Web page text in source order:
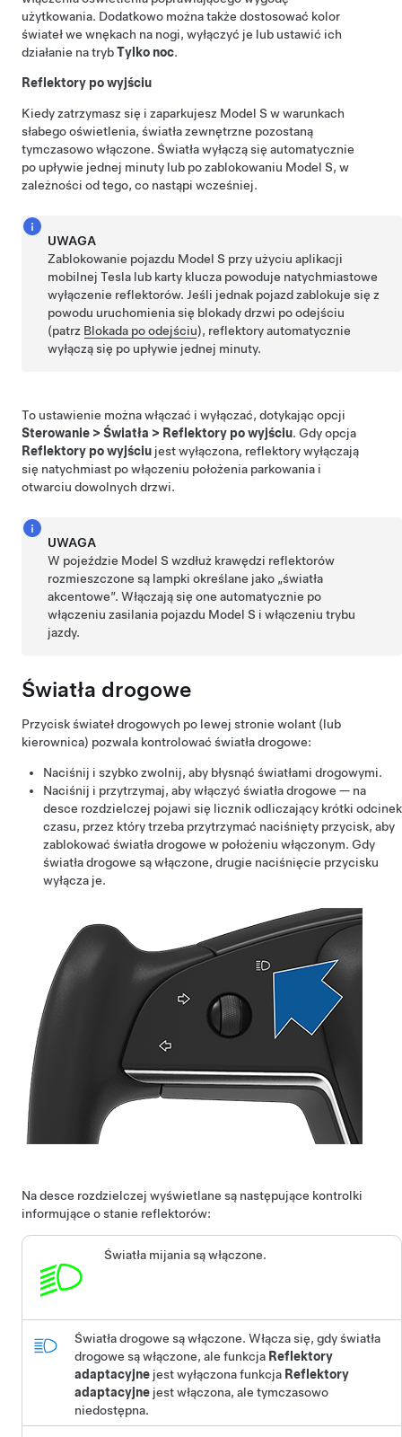
użytkowania. Dodatkowo można także dostosować kolor
świateł we wnękach na nogi, wyłączyć je lub ustawić ich
działanie na trybTylko noc.
Reflektory po wyjściu
Kiedy zatrzymasz się i zaparkujesz Model S w warunkach
słabego oświetlenia, światła zewnętrzne pozostaną
tymczasowo włączone. Światła wyłączą się automatycznie
po upływie jednej minuty lub po zablokowaniu Model S, w
zależności od tego, co nastąpi wcześniej.
UWAGA
Zablokowanie pojazdu Model S przy użyciu aplikacji
mobilnej Tesla lub karty klucza powoduje natychmiastowe
wyłączenie reflektorów. Jeśli jednak pojazd zablokuje się z
powodu uruchomienia się blokady drzwi po odejściu
(patrz Blokada po odejściu), reflektory automatycznie
wyłączą się po upływie jednej minuty.
To ustawienie można włączać i wyłączać, dotykając opcji
Sterowanie > Światła > Reflektory po wyjściu. Gdy opcja
Reflektory po wyjściu jest wyłączona, reflektory wyłączają
się natychmiast po włączeniu położenia parkowania i
otwarciu dowolnych drzwi.
UWAGA
W pojeździe Model S wzdłuż krawędzi reflektorów
rozmieszczone są lampki określane jako „światła
akcentowe”. Włączają się one automatycznie po
włączeniu zasilania pojazdu Model S i włączeniu trybu
jazdy.
Światła drogowe
Przycisk świateł drogowych po lewej stronie wolant (lub
kierownica) pozwala kontrolować światła drogowe:
Naciśnij i szybko zwolnij, aby błysnąć światłami drogowymi.
Naciśnij i przytrzymaj, aby włączyć światła drogowe — na
desce rozdzielczej pojawi się licznik odliczający krótki odcinek
czasu, przez który trzeba przytrzymać naciśnięty przycisk, aby
zablokować światła drogowe w położeniu włączonym. Gdy
światła drogowe są włączone, drugie naciśnięcie przycisku
wyłącza je.
Nadesce rozdzielczej wyświetlane są następujące kontrolki
informujące o stanie reflektorów:
Światła mijania są włączone.
Światła drogowe są włączone.Włącza się, gdy światła
drogowe są włączone, ale funkcja Reflektory
adaptacyjne jest wyłączona funkcja Reflektory
adaptacyjne jest włączona, ale tymczasowo
niedostępna.